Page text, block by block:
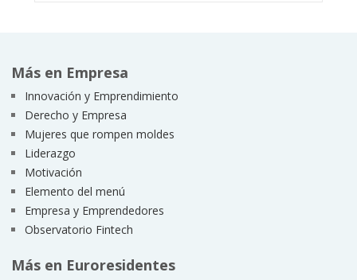
Más en Empresa
Innovación y Emprendimiento
Derecho y Empresa
Mujeres que rompen moldes
Liderazgo
Motivación
Elemento del menú
Empresa y Emprendedores
Observatorio Fintech
Más en Euroresidentes